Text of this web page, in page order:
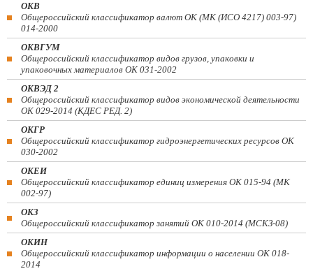
ОКВ
Общероссийский классификатор валют ОК (МК (ИСО 4217) 003-97)
014-2000
ОКВГУМ
Общероссийский классификатор видов грузов, упаковки и
упаковочных материалов ОК 031-2002
ОКВЭД 2
Общероссийский классификатор видов экономической деятельности
ОК 029-2014 (КДЕС РЕД. 2)
ОКГР
Общероссийский классификатор гидроэнергетических ресурсов ОК
030-2002
ОКЕИ
Общероссийский классификатор единиц измерения ОК 015-94 (МК
002-97)
ОКЗ
Общероссийский классификатор занятий ОК 010-2014 (МСКЗ-08)
ОКИН
Общероссийский классификатор информации о населении ОК 018-
2014